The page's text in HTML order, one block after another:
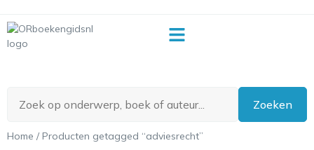
Zoeken
Home / Producten getagged “adviesrecht”